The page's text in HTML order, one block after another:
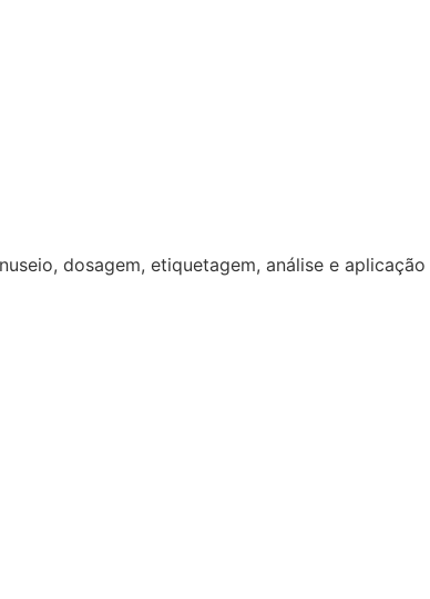
dosagem, etiquetagem, análise e aplicação